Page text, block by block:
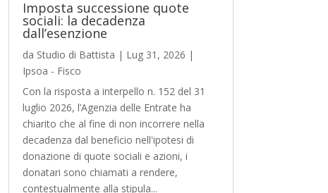
Imposta successione quote
sociali: la decadenza
dall’esenzione
da Studio di Battista | Lug 31, 2026 |
Ipsoa - Fisco
Con la risposta a interpello n. 152 del 31
luglio 2026, l’Agenzia delle Entrate ha
chiarito che al fine di non incorrere nella
decadenza dal beneficio nell'ipotesi di
donazione di quote sociali e azioni, i
donatari sono chiamati a rendere,
contestualmente alla stipula...